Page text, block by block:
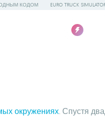
КОДОМ EURO TRUCK
окружениях. Спустя